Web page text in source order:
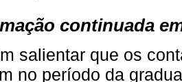
continuada
salientar que os
no período da